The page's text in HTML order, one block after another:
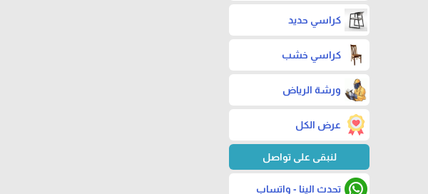
كراسي حديد
كراسي خشب
ورشة الرياض
عرض الكل
لنبقى على تواصل
تحدث الينا - واتساب